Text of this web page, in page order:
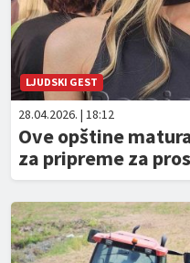
LJUDSKI GEST
28.04.2026. | 18:12
Ove opštine
za pripreme za